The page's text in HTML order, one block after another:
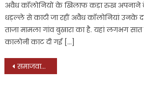
अवैध कॉलोनियों के खिलाफ कड़ा रुख अपनाने
धड़ल्ले से काटी जा रहीं अवैध कॉलोनियां उनके
ताजा मामला गांव बुखारा का है. यहां लगभग
कालोनी काट दी गई […]
Post
समाजवादी पार्टी को भारी पड़ गई महानगर में जिला अध्यक्ष शिवचरण कश्यप की चाय पर चर्चा, एक सप्ताह पहले डॉ. फाजिल के घर गए थे कश्यप, दो दिन पहले चंद्रशेखर आजाद ‘रावण’ की पार्टी में शामिल हो गए डॉ. फाजिल, अब किसकी बारी?